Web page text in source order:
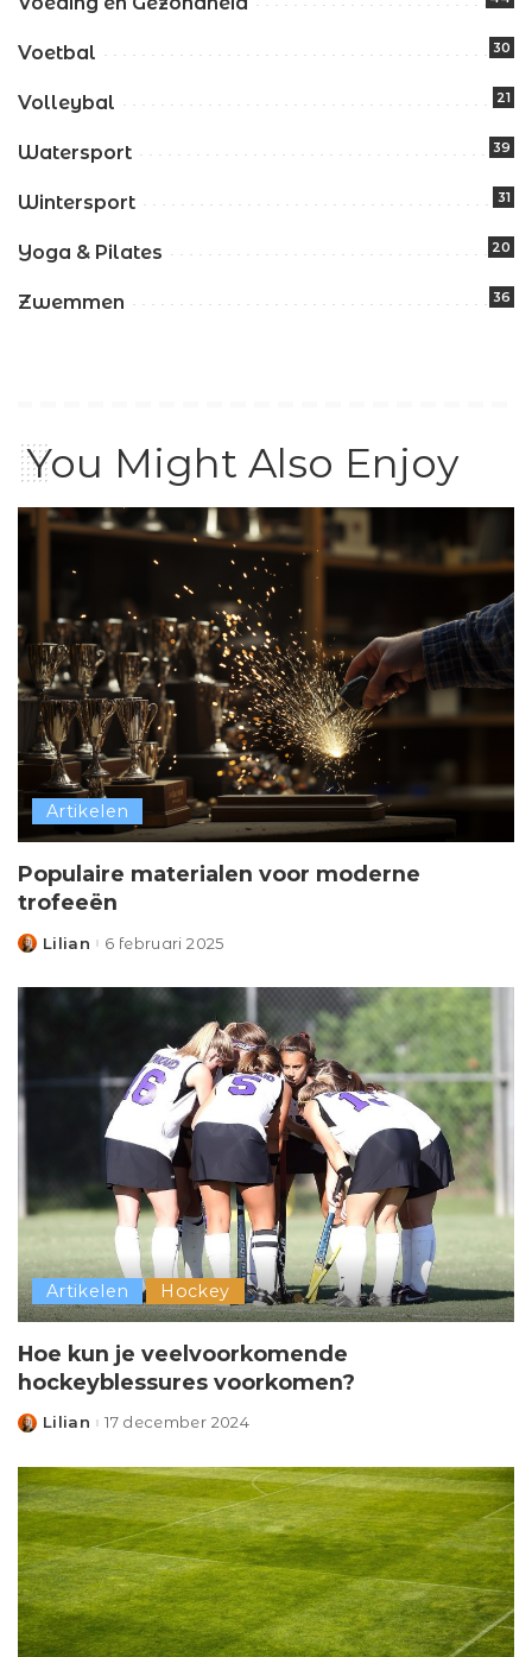
Voetbal 30
Volleybal 21
Watersport 39
Wintersport 31
Yoga & Pilates 20
Zwemmen 36
You Might Also Enjoy
Artikelen
Populaire materialen voor moderne
trofeeën
Posted
Lilian 6 februari 2025
Artikelen Hockey
Hoe kun je veelvoorkomende
hockeyblessures voorkomen?
Posted
Lilian 17 december 2024